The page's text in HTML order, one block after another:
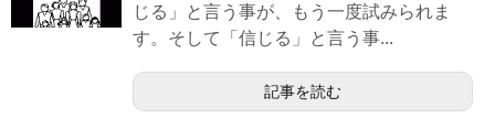
じる」と言う事が、もう一度試みられま
す。そして「信じる」と言う事...
記事を読む